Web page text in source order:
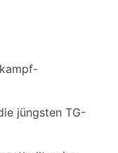
jüngsten TG-